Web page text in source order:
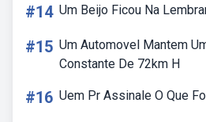
#14 Um Beijo Ficou Na
#15 Um Automovel Mantem
Constante De 72km H
#16 Uem Pr Assinale O Que